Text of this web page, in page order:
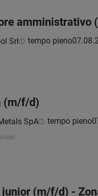
amministrativo
Srl tempo pieno
(m/f/d)
SpA tempo pieno
junior (m/f/d) -